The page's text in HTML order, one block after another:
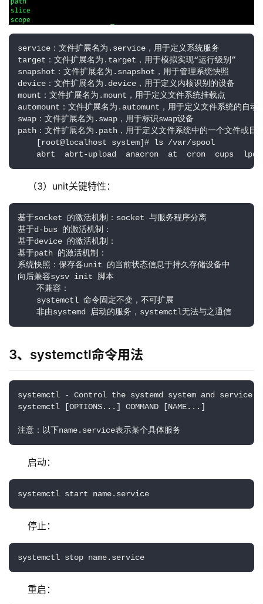
service：文件扩展名为.service，用于定义系统服务
target：文件扩展名为.target，用于模拟实现“运行级别”
snapshot：文件扩展名为.snapshot，用于管理系统快照
device：文件扩展名为.device，用于定义内核识别的设备
mount：文件扩展名为.mount，用于定义文件系统挂载点
automount：文件扩展名为.automunt，用于定义文件系统的自动
swap：文件扩展名为.swap，用于标识swap设备
path：文件扩展名为.path，用于定义文件系统中的一个文件或目
[root@localhost system]# ls /var/spool
abrt  abrt-upload  anacron  at  cron  cups  lpd
（3）unit关键特性：
基于socket 的激活机制：socket 与服务程序分离
基于d-bus 的激活机制：
基于device 的激活机制：
基于path 的激活机制：
系统快照：保存各unit 的当前状态信息于持久存储设备中
向后兼容sysv init 脚本
不兼容：
systemctl 命令固定不变，不可扩展
非由systemd 启动的服务，systemctl无法与之通信
3、systemctl命令用法
systemctl - Control the systemd system and service
systemctl [OPTIONS...] COMMAND [NAME...]
注意：以下name.service表示某个具体服务
启动：
systemctl start name.service
停止：
systemctl stop name.service
重启：